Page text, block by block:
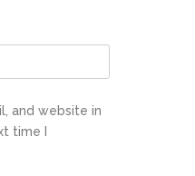
and website in
time I